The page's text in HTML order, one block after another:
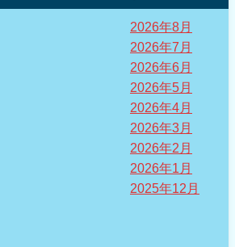
2026年8月
2026年7月
2026年6月
2026年5月
2026年4月
2026年3月
2026年2月
2026年1月
2025年12月